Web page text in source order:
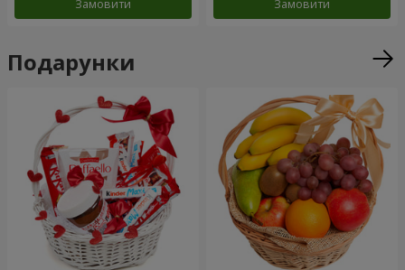
Замовити Замовити
Подарунки